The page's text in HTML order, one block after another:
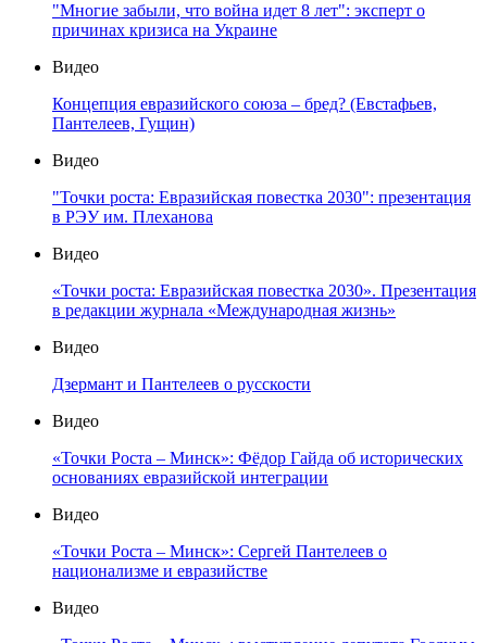
"Многие забыли, что война идет 8 лет": эксперт о
причинах кризиса на Украине
Видео
Концепция евразийского союза – бред? (Евстафьев,
Пантелеев, Гущин)
Видео
"Точки роста: Евразийская повестка 2030": презентация
в РЭУ им. Плеханова
Видео
«Точки роста: Евразийская повестка 2030». Презентация
в редакции журнала «Международная жизнь»
Видео
Дзермант и Пантелеев о русскости
Видео
«Точки Роста – Минск»: Фёдор Гайда об исторических
основаниях евразийской интеграции
Видео
«Точки Роста – Минск»: Сергей Пантелеев о
национализме и евразийстве
Видео